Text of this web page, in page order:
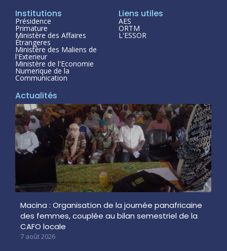
Institutions
Présidence
Primature
Ministère des Affaires
Étrangeres
Ministère des Maliens de
l'Exterieur
Ministère de l'Economie
Numerique de la
Communication
Liens utiles
AES
ORTM
L'ESSOR
Actualités
Macina : Organisation de la journée panafricaine
des femmes, couplée au bilan semestriel de la
CAFO locale
7 août 2026